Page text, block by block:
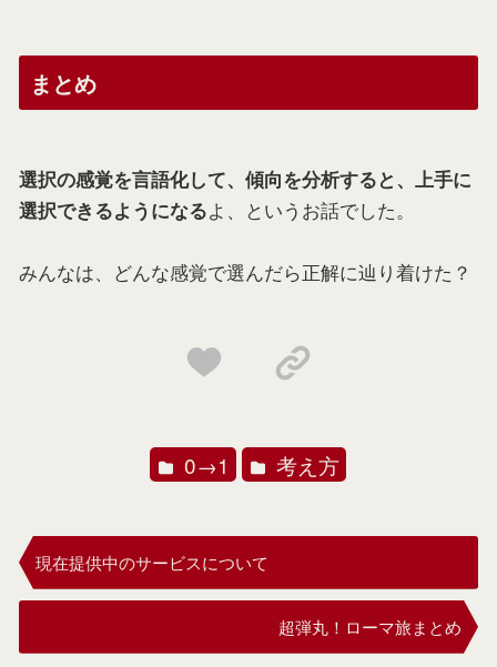
まとめ
選択の感覚を言語化して、傾向を分析すると、上手に
選択できるようになるよ、というお話でした。
みんなは、どんな感覚で選んだら正解に辿り着けた？
0→1 考え方
現在提供中のサービスについて
超弾丸！ローマ旅まとめ